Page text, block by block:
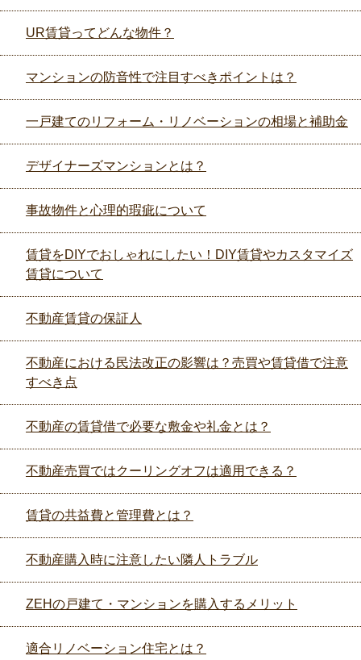
UR賃貸ってどんな物件？
マンションの防音性で注目すべきポイントは？
一戸建てのリフォーム・リノベーションの相場と補助金
デザイナーズマンションとは？
事故物件と心理的瑕疵について
賃貸をDIYでおしゃれにしたい！DIY賃貸やカスタマイズ
賃貸について
不動産賃貸の保証人
不動産における民法改正の影響は？売買や賃貸借で注意
すべき点
不動産の賃貸借で必要な敷金や礼金とは？
不動産売買ではクーリングオフは適用できる？
賃貸の共益費と管理費とは？
不動産購入時に注意したい隣人トラブル
ZEHの戸建て・マンションを購入するメリット
適合リノベーション住宅とは？